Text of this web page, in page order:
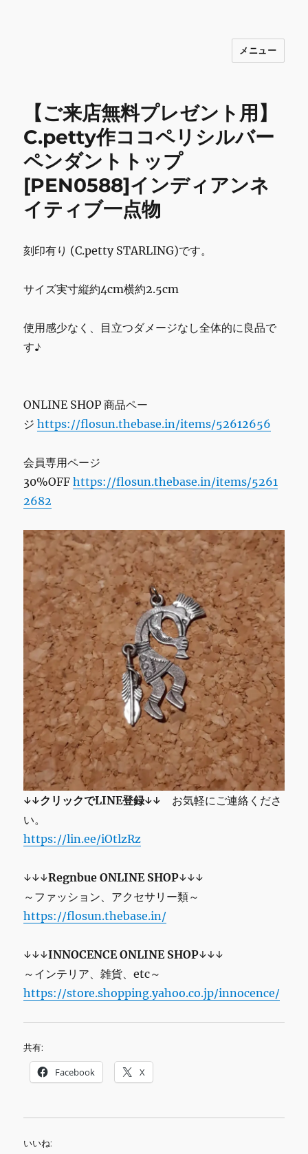
INNOCENCE ～日常に彩りを～ フ
物 etc販売 江戸川区瑞江
メニュー
【ご来店無料プレゼント用】
C.petty作ココペリシルバー
ペンダントトップ
[PEN0588]インディアンネ
イティブ一点物
刻印有り (C.petty STARLING)です。
サイズ実寸縦約4cm横約2.5cm
使用感少なく、目立つダメージなし全体的に良品で
す♪
ONLINE SHOP 商品ペー
ジhttps://flosun.thebase.in/items/52612656
会員専用ページ
30%OFFhttps://flosun.thebase.in/items/5261
2682
↓↓クリックでLINE登録↓↓ お気軽にご連絡くださ
い。
https://lin.ee/iOtlzRz
↓↓↓Regnbue ONLINE SHOP↓↓↓
～ファッション、アクセサリー類～
https://flosun.thebase.in/
↓↓↓INNOCENCE ONLINE SHOP↓↓↓
～インテリア、雑貨、etc～
https://store.shopping.yahoo.co.jp/innocence/
共有:
Facebook X
いいね: